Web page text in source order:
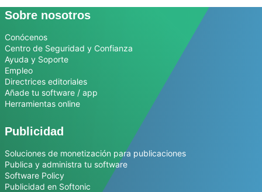
Sobre nosotros
Conócenos
Centro de Seguridad y Confianza
Ayuda y Soporte
Empleo
Directrices editoriales
Añade tu software / app
Herramientas online
Publicidad
Soluciones de monetización para publicaciones
Publica y administra tu software
Software Policy
Publicidad en Softonic